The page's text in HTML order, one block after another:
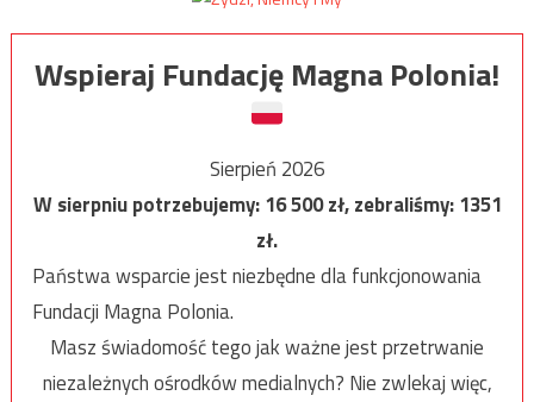
Wspieraj Fundację Magna Polonia!
Sierpień 2026
W sierpniu potrzebujemy:16 500zł, zebraliśmy:1351
zł.
Państwa wsparcie jest niezbędne dla funkcjonowania
Fundacji Magna Polonia.
Masz świadomość tego jak ważne jest przetrwanie
niezależnych ośrodków medialnych? Nie zwlekaj więc,